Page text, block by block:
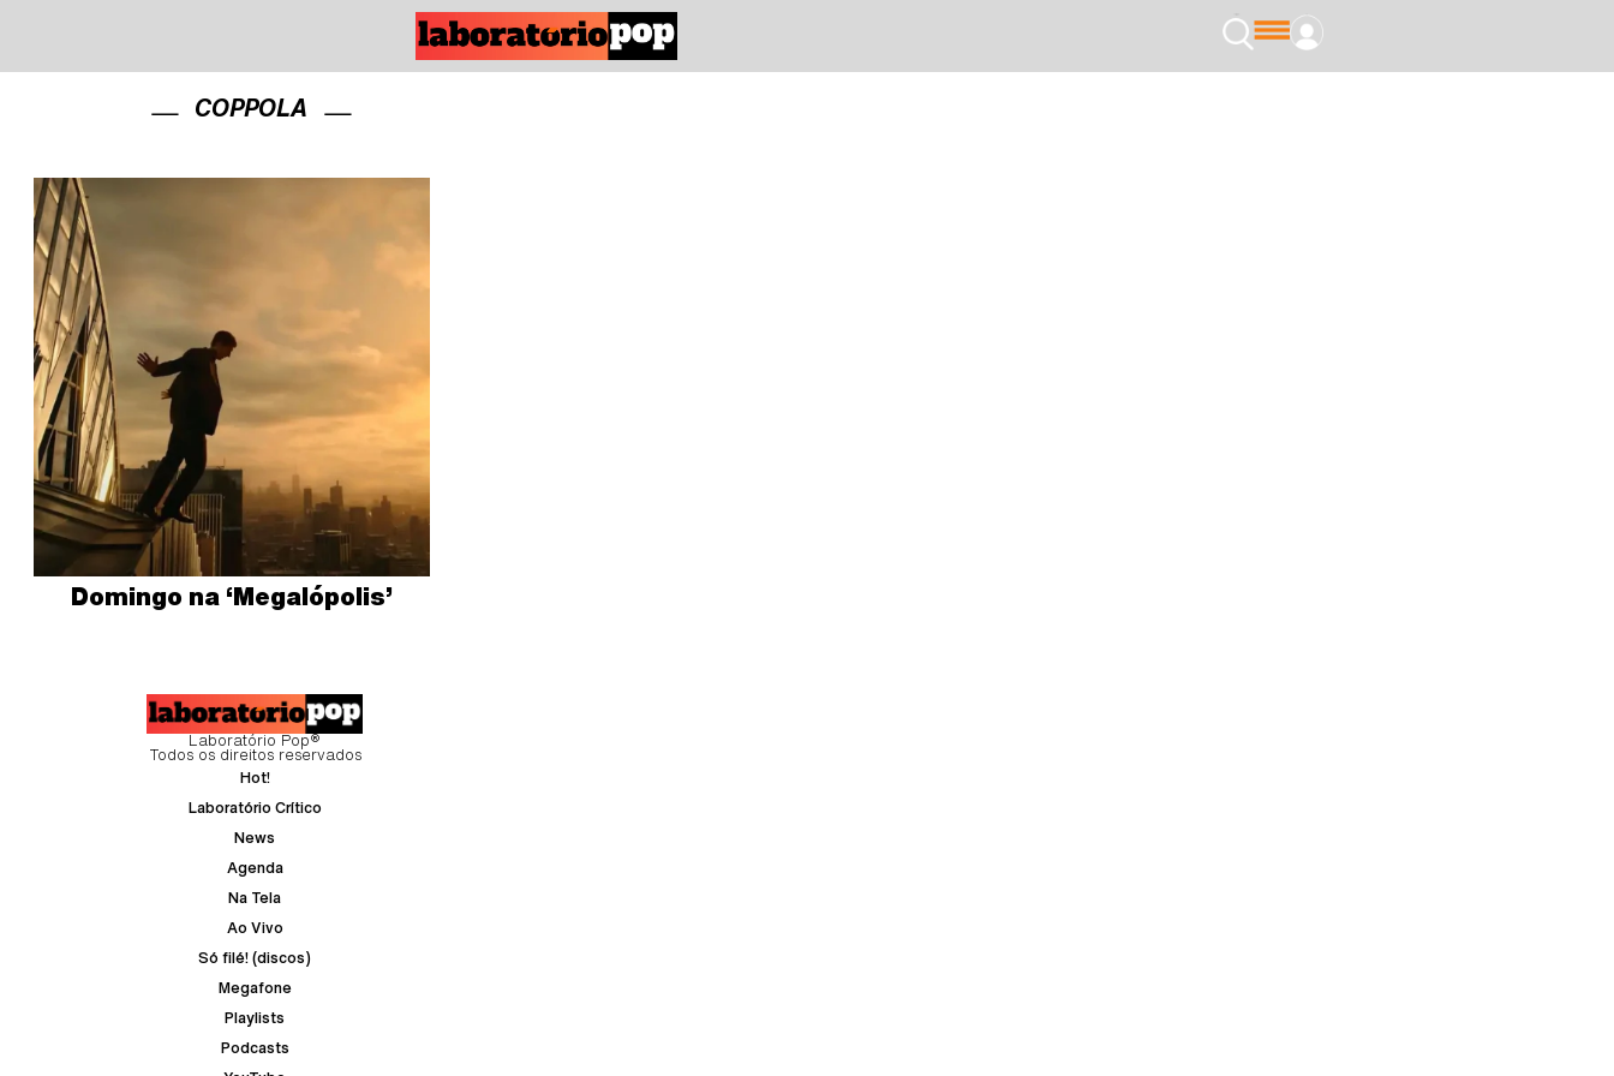
COPPOLA
Domingo na ‘Megalópolis’
Laboratório Pop®
Todos os direitos reservados
Hot!
Laboratório Crítico
News
Agenda
Na Tela
Ao Vivo
Só filé! (discos)
Megafone
Playlists
Podcasts